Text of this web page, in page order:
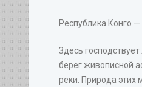
Республика Конго
Здесь
берег живописной
реки. Природа этих